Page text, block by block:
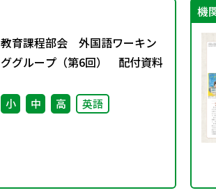
教育課程部会 外国語ワーキン
ググループ（第6回） 配付資料
小 中 高 英語
機